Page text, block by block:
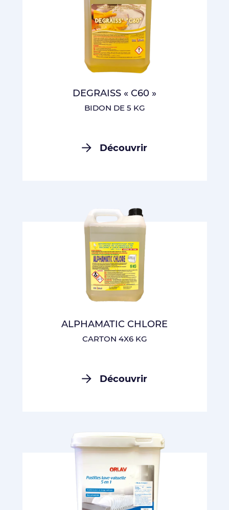
DEGRAISS « C60 »
BIDON DE 5 KG
Découvrir
ALPHAMATIC CHLORE
CARTON 4X6 KG
Découvrir